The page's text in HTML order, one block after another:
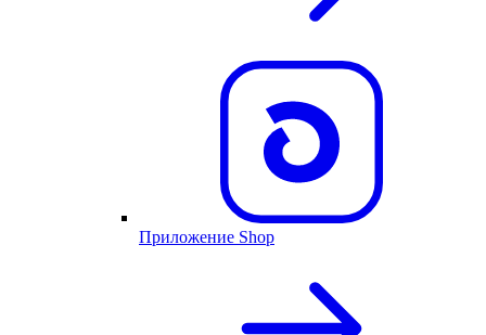
Приложение Shop